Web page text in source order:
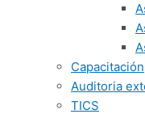
Capacitación
Auditoria
TICS